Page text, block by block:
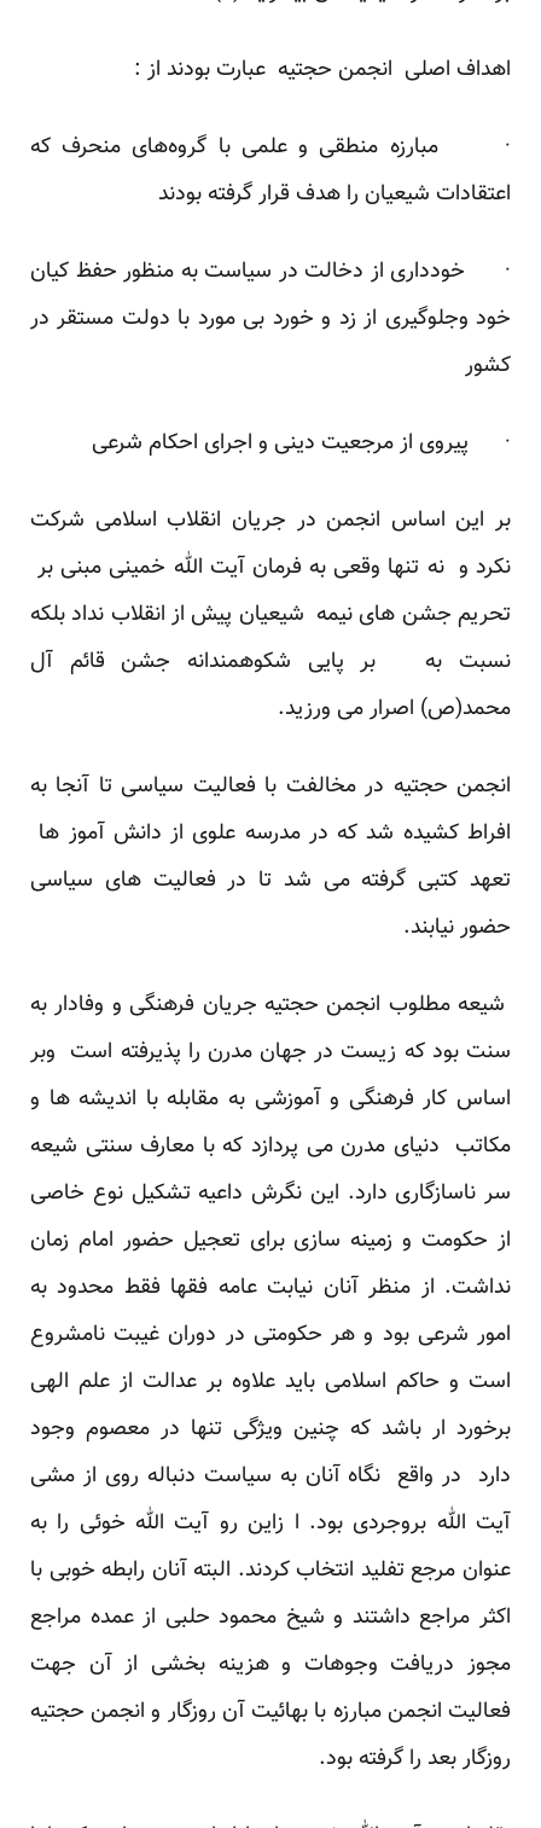
اهداف اصلی انجمن حجتیه عبارت بودند از :
· مبارزه منطقی و علمی با گروه‌های منحرف که
اعتقادات شیعیان را هدف قرار گرفته بودند
· خودداری از دخالت در سیاست به منظور حفظ کیان
خود وجلوگیری از زد و خورد بی مورد با دولت مستقر در
کشور
· پیروی از مرجعیت دینی و اجرای احکام شرعی
بر این اساس انجمن در جریان انقلاب اسلامی شرکت
نکرد و نه تنها وقعی به فرمان آیت الله خمینی مبنی بر
تحریم جشن های نیمه شیعیان پیش از انقلاب نداد بلکه
نسبت به بر پایی شکوهمندانه جشن قائم آل
محمد(ص) اصرار می ورزید.
انجمن حجتیه در مخالفت با فعالیت سیاسی تا آنجا به
افراط کشیده شد که در مدرسه علوی از دانش آموز ها
تعهد کتبی گرفته می شد تا در فعالیت های سیاسی
حضور نیابند.
شیعه مطلوب انجمن حجتیه جریان فرهنگی و وفادار به
سنت بود که زیست در جهان مدرن را پذیرفته است وبر
اساس کار فرهنگی و آموزشی به مقابله با اندیشه ها و
مکاتب دنیای مدرن می پردازد که با معارف سنتی شیعه
سر ناسازگاری دارد. این نگرش داعیه تشکیل نوع خاصی
از حکومت و زمینه سازی برای تعجیل حضور امام زمان
نداشت. از منظر آنان نیابت عامه فقها فقط محدود به
امور شرعی بود و هر حکومتی در دوران غیبت نامشروع
است و حاکم اسلامی باید علاوه بر عدالت از علم الهی
برخورد ار باشد که چنین ویژگی تنها در معصوم وجود
دارد در واقع نگاه آنان به سیاست دنباله روی از مشی
آیت الله بروجردی بود. ا زاین رو آیت الله خوئی را به
عنوان مرجع تفلید انتخاب کردند. البته آنان رابطه خوبی با
اکثر مراجع داشتند و شیخ محمود حلبی از عمده مراجع
مجوز دریافت وجوهات و هزینه بخشی از آن جهت
فعالیت انجمن مبارزه با بهائیت آن روزگار و انجمن حجتیه
روزگار بعد را گرفته بود.